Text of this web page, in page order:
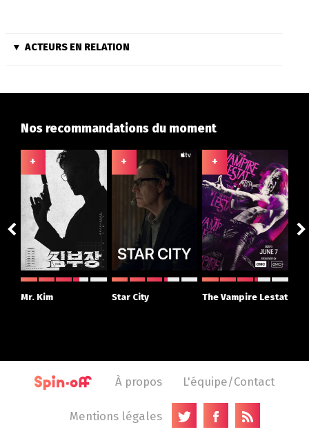
ACTEURS EN RELATION
Nos recommandations du moment
+
Mr. Kim
+
Star City
+
The Vampire Lestat
À propos L'équipe/Contact
Mentions légales